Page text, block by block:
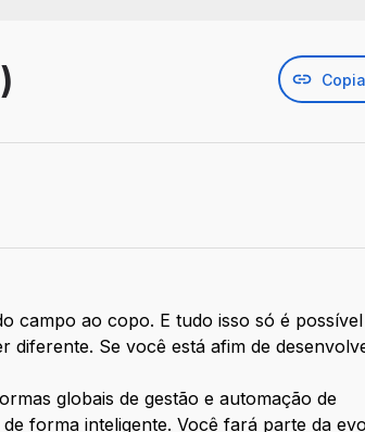
campo ao copo. E tudo isso só é possível
diferente. Se você está afim de
globais de gestão e automação de
forma inteligente. Você fará parte da